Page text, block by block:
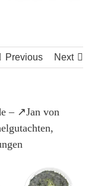
Previous Next
– ↗️Jan von